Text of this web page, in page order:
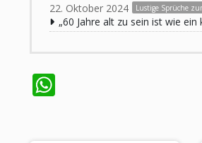
22. Oktober 2024
Lustige Sprüche
„60 Jahre alt zu sein ist wie